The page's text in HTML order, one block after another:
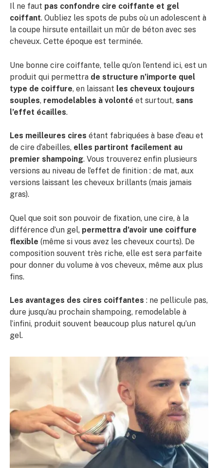
Il ne faut pas confondre cire coiffante et gel
coiffant. Oubliez les spots de pubs où un adolescent à
la coupe hirsute entaillait un mûr de béton avec ses
cheveux. Cette époque est terminée.
Une bonne cire coiffante, telle qu’on l’entend ici, est un
produit qui permettra de structure n’importe quel
type de coiffure, en laissant les cheveux toujours
souples, remodelables à volonté et surtout, sans
l’effet écailles.
Les meilleures cires étant fabriquées à base d’eau et
de cire d’abeilles, elles partiront facilement au
premier shampoing. Vous trouverez enfin plusieurs
versions au niveau de l’effet de finition : de mat, aux
versions laissant les cheveux brillants (mais jamais
gras).
Quel que soit son pouvoir de fixation, une cire, à la
différence d’un gel, permettra d’avoir une coiffure
flexible (même si vous avez les cheveux courts). De
composition souvent très riche, elle est sera parfaite
pour donner du volume à vos cheveux, même aux plus
fins.
Les avantages des cires coiffantes : ne pellicule pas,
dure jusqu’au prochain shampoing, remodelable à
l’infini, produit souvent beaucoup plus naturel qu’un
gel.